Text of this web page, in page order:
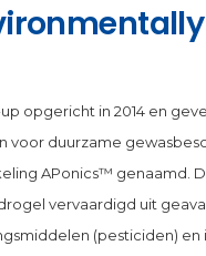
opgericht in 2014 en
voor duurzame
APonics™ genaamd.
vervaardigd uit
(pesticiden)